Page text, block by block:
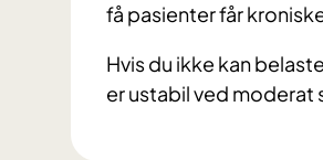
få pasienter får
Hvis du ikke kan
er ustabil ved